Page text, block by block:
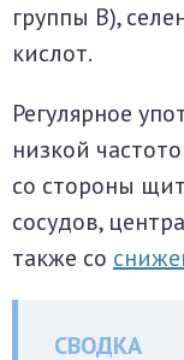
группы B),
кислот.
Регулярное
низкой
со стороны
сосудов,
также со